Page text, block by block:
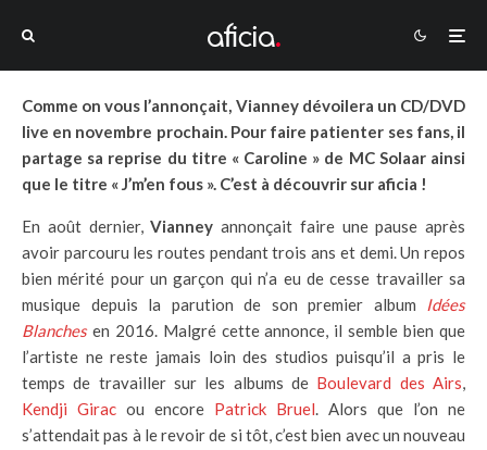
Comme on vous l’annonçait, Vianney dévoilera un CD/DVD
live en novembre prochain. Pour faire patienter ses fans, il
partage sa reprise du titre « Caroline » de MC Solaar ainsi
que le titre « J’m’en fous ». C’est à découvrir sur aficia !
En août dernier,Vianney annonçait faire une pause après
avoir parcouru les routes pendant trois ans et demi. Un repos
bien mérité pour un garçon qui n’a eu de cesse travailler sa
musique depuis la parution de son premier album
Idées
Blanchesen 2016. Malgré cette annonce, il semble bien que
l’artiste ne reste jamais loin des studios puisqu’il a pris le
temps de travailler sur les albums de Boulevard des Airs,
Kendji Girac ou encore Patrick Bruel. Alors que l’on ne
s’attendait pas à le revoir de si tôt, c’est bien avec un nouveau